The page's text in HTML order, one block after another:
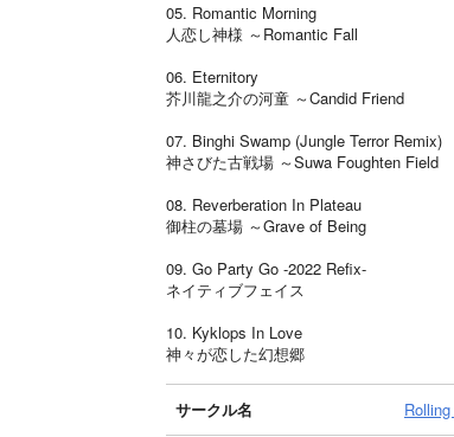
05. Romantic Morning
人恋し神様 ～Romantic Fall
06. Eternitory
芥川龍之介の河童 ～Candid Friend
07. Binghi Swamp (Jungle Terror Remix)
神さびた古戦場 ～Suwa Foughten Field
08. Reverberation In Plateau
御柱の墓場 ～Grave of Being
09. Go Party Go -2022 Refix-
ネイティブフェイス
10. Kyklops In Love
神々が恋した幻想郷
サークル名